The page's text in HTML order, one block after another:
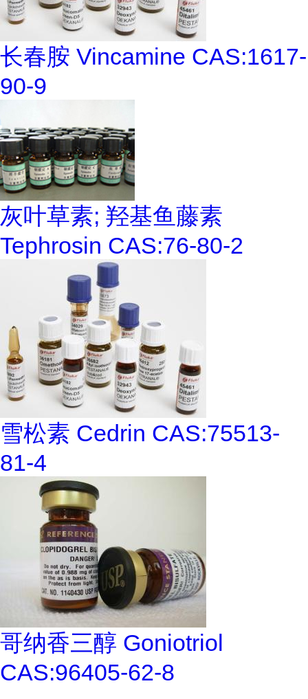
长春胺 Vincamine CAS:1617-
90-9
灰叶草素; 羟基鱼藤素
Tephrosin CAS:76-80-2
雪松素 Cedrin CAS:75513-
81-4
哥纳香三醇 Goniotriol
CAS:96405-62-8